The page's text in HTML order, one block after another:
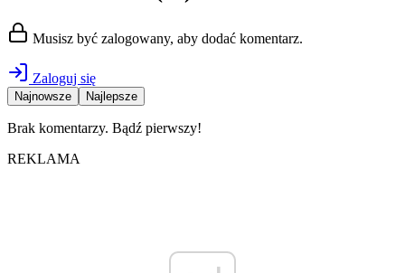
Musisz być zalogowany, aby dodać komentarz.
Zaloguj się
Najnowsze Najlepsze
Brak komentarzy. Bądź pierwszy!
REKLAMA